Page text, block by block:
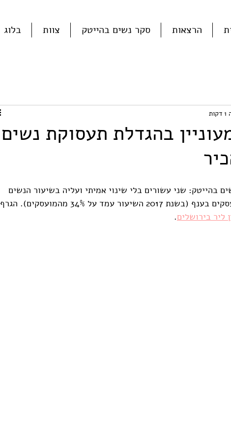
בלוג צוות סקר נשים בהייטק הרצאות
בהגדלת תעסוקת נשים
בהייטק: שני עשורים בלי שינוי אמיתי ועליה בשיעור הנשים
המועסקות בהייטק - כשליש מהמועסקים בענף (בשנת 2017 השיעור עמד על 34% מהמועסקים). הגרף
ליר בירושלים.